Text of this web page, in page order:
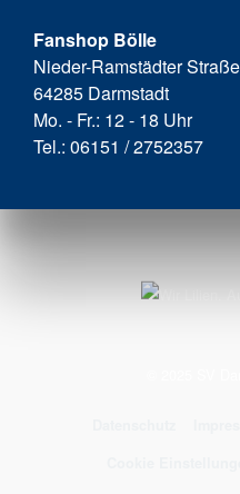
Fanshop Bölle
Nieder-Ramstädter
64285 Darmstadt
Mo. - Fr.: 12 - 18 Uhr
Tel.: 06151 / 2752357